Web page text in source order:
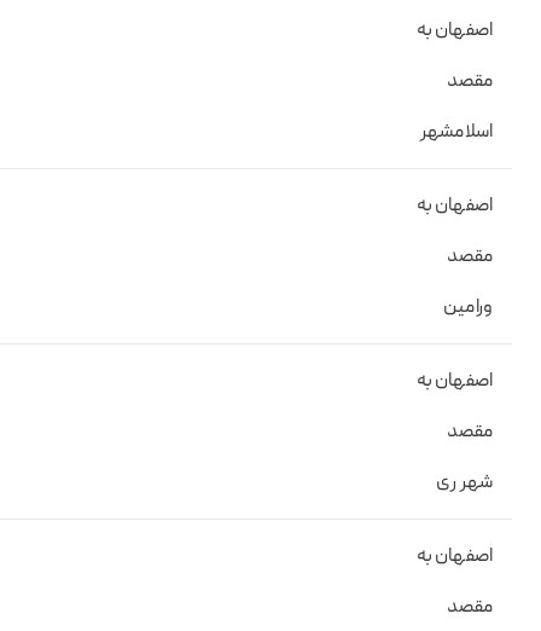
اصفهان به
مقصد
اسلامشهر
اصفهان به
مقصد
ورامین
اصفهان به
مقصد
شهر ری
اصفهان به
مقصد